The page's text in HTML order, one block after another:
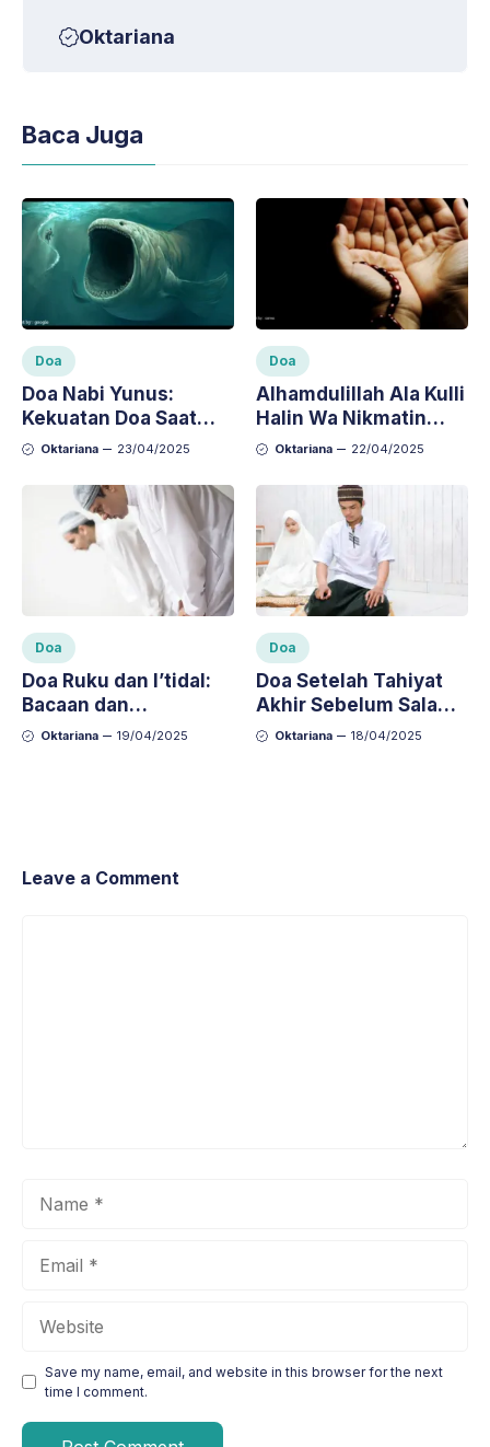
Oktariana
Baca Juga
Doa
Doa Nabi Yunus:
Kekuatan Doa Saat
Dalam Kesulitan
Oktariana 23/04/2025
Doa
Alhamdulillah Ala Kulli
Halin Wa Nikmatin
Artinya dan
Kehidupan Sehari-hari
Oktariana 22/04/2025
Doa
Doa Ruku dan I’tidal:
Bacaan dan
Keutamaannya dalam
Oktariana 19/04/2025
Doa
Doa Setelah Tahiyat
Akhir Sebelum Salam:
Bacaan dan Artinya
Oktariana 18/04/2025
Leave a Comment
Save my name, email, and website in this browser for the next
time I comment.